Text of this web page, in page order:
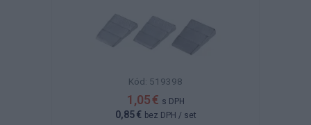
Kód: 519398
1,05 € s DPH
0,85 € bez DPH / set